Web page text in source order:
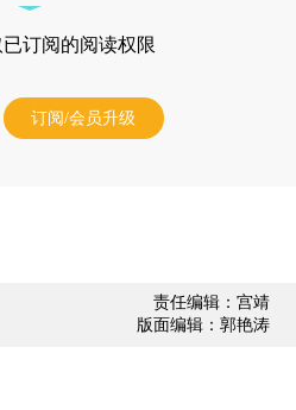
已订阅的阅读权限
订阅/会员升级
责任编辑：宫靖
版面编辑：郭艳涛